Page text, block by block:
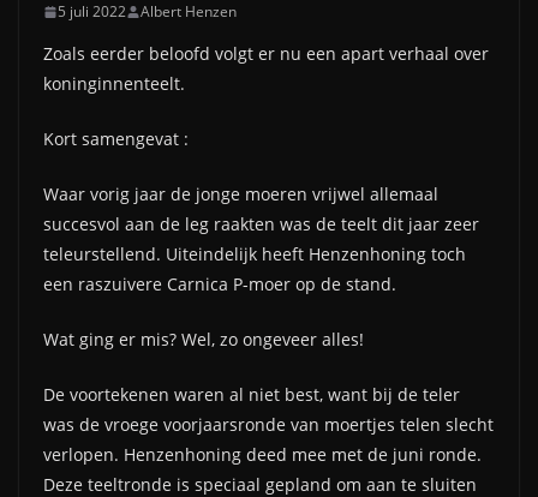
5 juli 2022 Albert Henzen
Zoals eerder beloofd volgt er nu een apart verhaal over
koninginnenteelt.
Kort samengevat :
Waar vorig jaar de jonge moeren vrijwel allemaal
succesvol aan de leg raakten was de teelt dit jaar zeer
teleurstellend. Uiteindelijk heeft Henzenhoning toch
een raszuivere Carnica P-moer op de stand.
Wat ging er mis? Wel, zo ongeveer alles!
De voortekenen waren al niet best, want bij de teler
was de vroege voorjaarsronde van moertjes telen slecht
verlopen. Henzenhoning deed mee met de juni ronde.
Deze teeltronde is speciaal gepland om aan te sluiten